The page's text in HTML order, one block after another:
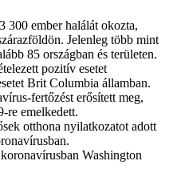
300 ember halálát okozta,
Jelenleg több mint
85 országban és területen.
pozitív esetet
Brit Columbia államban.
fertőzést erősített meg,
re emelkedett.
otthona nyilatkozatot adott
Washington